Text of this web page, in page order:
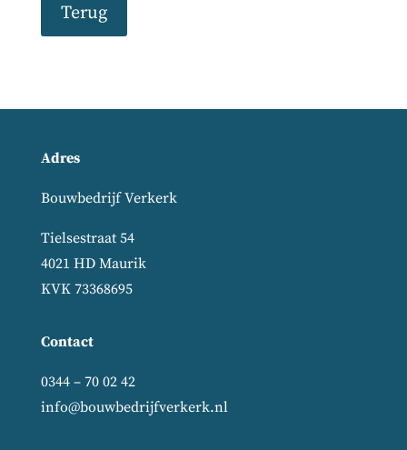
Terug
Adres
Bouwbedrijf Verkerk
Tielsestraat 54
4021 HD Maurik
KVK 73368695
Contact
0344 – 70 02 42
info@bouwbedrijfverkerk.nl